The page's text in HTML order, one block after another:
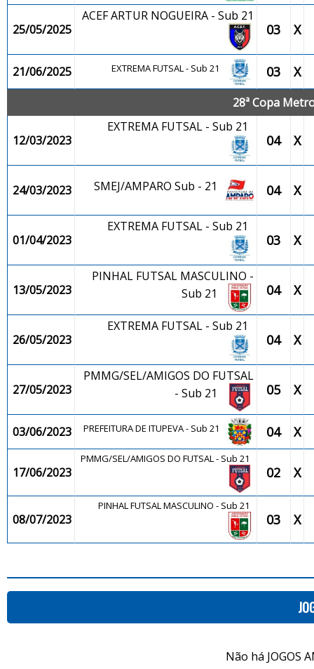
25/05/2025
ACEF ARTUR NOGUEIRA - Sub 21
03 X
21/06/2025 EXTREMA FUTSAL - Sub 21 03 X
28ª Copa
12/03/2023
EXTREMA FUTSAL - Sub 21
04 X
24/03/2023 SMEJ/AMPARO Sub - 21 04 X
01/04/2023
EXTREMA FUTSAL - Sub 21
03 X
13/05/2023
PINHAL FUTSAL MASCULINO -
Sub 21
04 X
26/05/2023
EXTREMA FUTSAL - Sub 21
04 X
27/05/2023
PMMG/SEL/AMIGOS DO FUTSAL
- Sub 21
05 X
03/06/2023 PREFEITURA DE ITUPEVA - Sub 21 04 X
17/06/2023
PMMG/SEL/AMIGOS DO FUTSAL - Sub 21
02 X
08/07/2023
PINHAL FUTSAL MASCULINO - Sub 21
03 X
Não há JOGOS